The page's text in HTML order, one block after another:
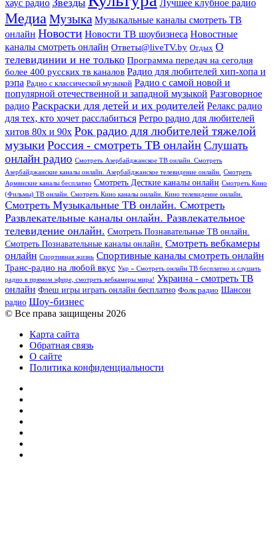
хаус радио Звезды Лучшее клубное радио
МедиаМузыка Музыкальные каналы смотреть ТВ
онлайн Новости Новости ТВ шоубизнеса Новостные
каналы смотреть онлайн Ответы@liveTV.by Отдых О
телевидинии и не только Программа передач на сегодня
более 400 русских тв каналов Радио для любителей хип-хопа и
рэпа Радио с классической музыкой Радио с самой новой и
популярной отечественной и западной музыкой Разговорное
радио Раскраски для детей и их родителей Релакс радио
для тех, кто хочет расслабиться Ретро радио для любителей
хитов 80х и 90х Рок радио для любителей тяжелой
музыкиРоссия - смотреть ТВ онлайнСлушать
онлайн радио Смотреть Азербайджанское ТВ онлайн. Смотреть
Азербайджанские каналы онлайн. Азербайджанское телевидение онлайн. Смотреть
Армянские каналы бесплатно Смотреть Десткие каналы онлайн Смотреть Кино
(Фильмы) ТВ онлайн. Смотреть Кино каналы онлайн. Кино телевидение онлайн.
Смотреть Музыкальные ТВ онлайн. Смотреть
Развлекательные каналы онлайн. Развлекательное
телевидение онлайн. Смотреть Познавательные ТВ онлайн.
Смотреть Познавательные каналы онлайн. Смотреть вебкамеры
онлайн Спортивная жизнь Спортивные каналы смотреть онлайн
Транс-радио на любой вкус Укр » Смотреть онлайн ТВ бесплатно и слушать
радио в прямом эфире, смотреть вебкамеры мира! Украина - смотреть ТВ
онлайн Флеш игры играть онлайн бесплатно Фолк радио Шансон
радио Шоу-бизнес
© Все права защищены 2026
Карта сайта
Обратная связь
О сайте
Политика конфиденциальности